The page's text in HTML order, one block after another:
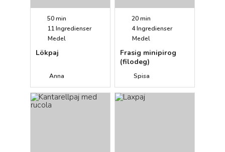
50 min
11Ingredienser
Medel
Lökpaj
Anna
20 min
4Ingredienser
Medel
Frasig minipirog
(filodeg)
Spisa